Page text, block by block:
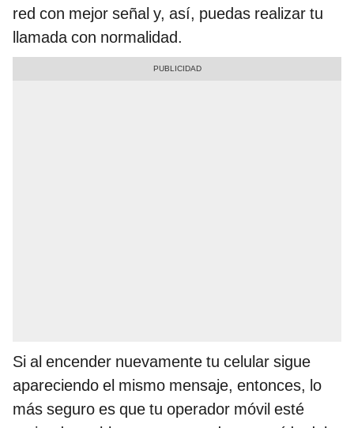
red con mejor señal y, así, puedas realizar tu
llamada con normalidad.
Si al encender nuevamente tu celular sigue
apareciendo el mismo mensaje, entonces, lo
más seguro es que tu operador móvil esté